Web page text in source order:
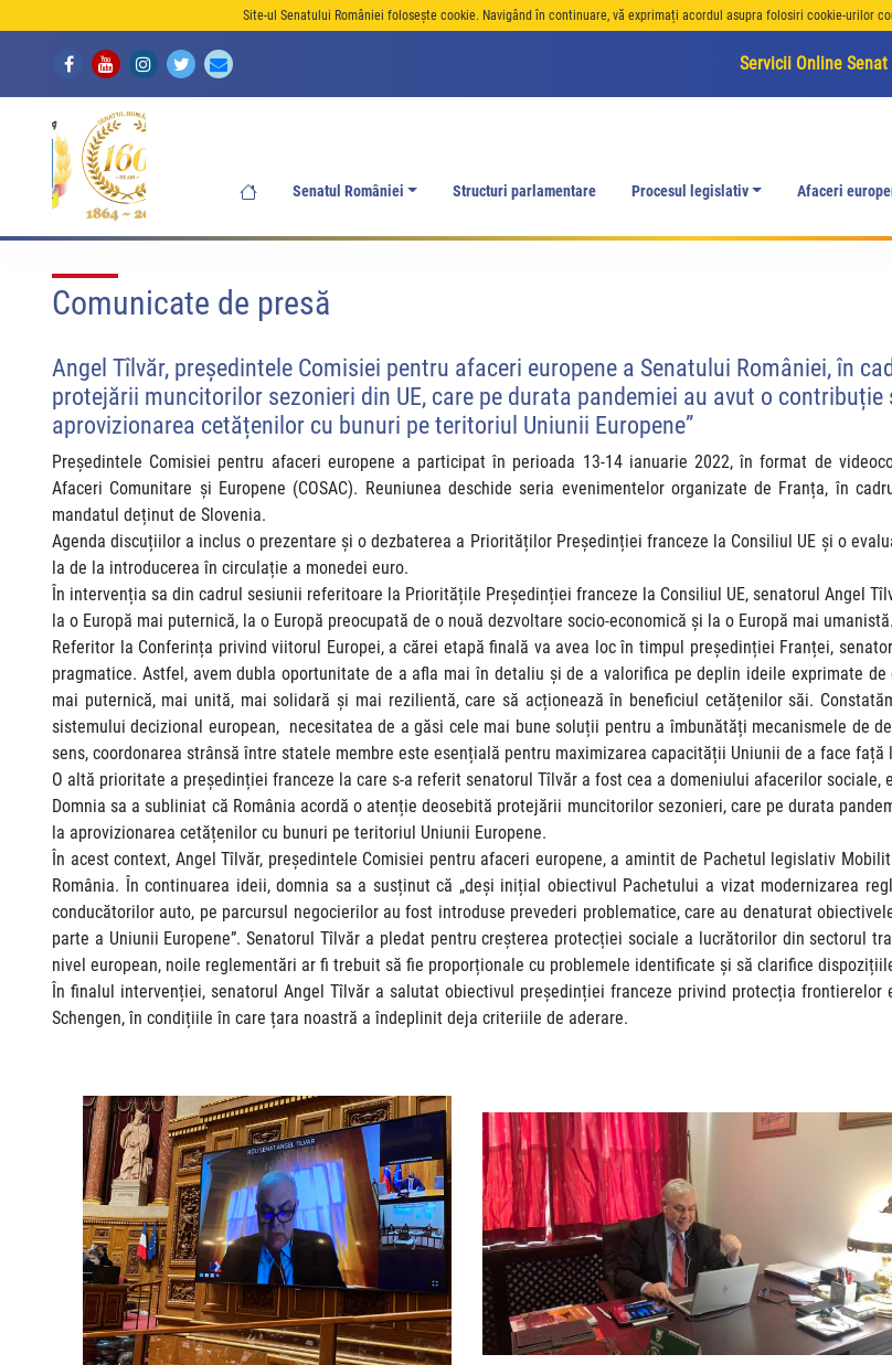
Site-ul Senatului României folosește cookie. Navigând în continuare, vă exprimați acordul asupra folosiri cookie-urilor
Servicii Online Senat
Senatul României Structuri parlamentare Procesul legislativ Afaceri
Comunicate de presă
Angel Tîlvăr, președintele Comisiei pentru afaceri europene a Senatului României, în
protejării muncitorilor sezonieri din UE, care pe durata pandemiei au avut o
aprovizionarea cetățenilor cu bunuri pe teritoriul Uniunii Europene”
Președintele Comisiei pentru afaceri europene a participat în perioada 13-14 ianuarie 2022, în format de
Afaceri Comunitare şi Europene (COSAC). Reuniunea deschide seria evenimentelor organizate de Franța, în
mandatul deținut de Slovenia.
Agenda discuțiilor a inclus o prezentare și o dezbaterea a Priorităților Președinției franceze la Consiliul UE și o
la de la introducerea în circulație a monedei euro.
În intervenția sa din cadrul sesiunii referitoare la Prioritățile Președinției franceze la Consiliul UE, senatorul Angel
la o Europă mai puternică, la o Europă preocupată de o nouă dezvoltare socio-economică și la o Europă mai umanistă.
Referitor la Conferința privind viitorul Europei, a cărei etapă finală va avea loc în timpul președinției Franței,
pragmatice. Astfel, avem dubla oportunitate de a afla mai în detaliu și de a valorifica pe deplin ideile exprimate
mai puternică, mai unită, mai solidară și mai rezilientă, care să acționează în beneficiul cetățenilor săi.
sistemului decizional european, necesitatea de a găsi cele mai bune soluții pentru a îmbunătăți mecanismele de
sens, coordonarea strânsă între statele membre este esențială pentru maximizarea capacității Uniunii de a face față
O altă prioritate a președinției franceze la care s-a referit senatorul Tîlvăr a fost cea a domeniului afacerilor
Domnia sa a subliniat că România acordă o atenție deosebită protejării muncitorilor sezonieri, care pe durata
la aprovizionarea cetățenilor cu bunuri pe teritoriul Uniunii Europene.
În acest context, Angel Tîlvăr, președintele Comisiei pentru afaceri europene, a amintit de Pachetul legislativ
România. În continuarea ideii, domnia sa a susținut că „deși inițial obiectivul Pachetului a vizat modernizarea
conducătorilor auto, pe parcursul negocierilor au fost introduse prevederi problematice, care au denaturat
parte a Uniunii Europene”. Senatorul Tîlvăr a pledat pentru creșterea protecției sociale a lucrătorilor din sectorul
nivel european, noile reglementări ar fi trebuit să fie proporționale cu problemele identificate și să clarifice
În finalul intervenției, senatorul Angel Tîlvăr a salutat obiectivul președinției franceze privind protecția
Schengen, în condițiile în care țara noastră a îndeplinit deja criteriile de aderare.